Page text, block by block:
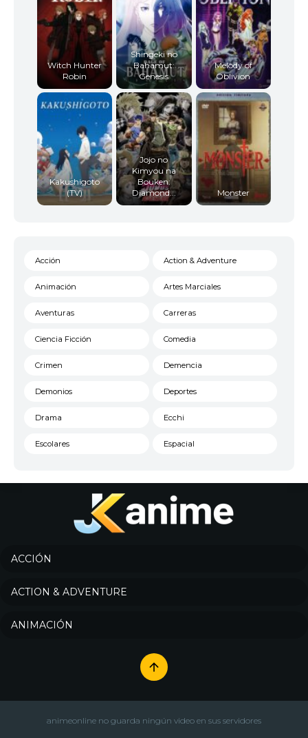
Witch Hunter
Robin
Shingeki no
Bahamut:
Genesis
Melody of
Oblivion
Kakushigoto
(TV)
Jojo no
Kimyou na
Bouken:
Diamond...
Monster
Acción Action & Adventure
Animación Artes Marciales
Aventuras Carreras
Ciencia Ficción Comedia
Crimen Demencia
Demonios Deportes
Drama Ecchi
Escolares Espacial
Historico
Josei
Música
Romance
ACCIÓN
ACTION & ADVENTURE
ANIMACIÓN
animeonline no guarda ningún video en sus servidores